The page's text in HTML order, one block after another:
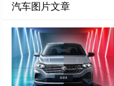
汽车图片文章